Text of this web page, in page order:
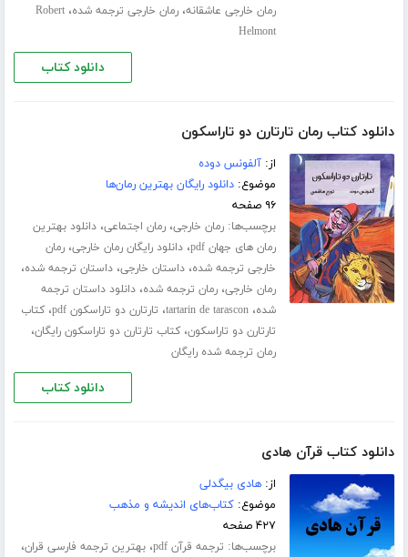
رمان خارجی عاشقانه،رمان خارجی ترجمه شده،Robert
Helmont
دانلود کتاب
دانلود کتاب رمان تارتارن دو تاراسکون
از:آلفونس دوده
موضوع:دانلود رایگان بهترین رمان‌ها
۹۶ صفحه
برچسب‌ها:رمان خارجی،رمان اجتماعی،دانلود بهترین
رمان های جهان pdf
،دانلود رایگان رمان خارجی،رمان
خارجی ترجمه شده،داستان خارجی،داستان ترجمه شده،
رمان خارجی،رمان ترجمه شده،دانلود داستان ترجمه
شده،tartarin de tarascon، تارتارن دو تاراسکون pdf ،کتاب
تارتارن دو تاراسکون،کتاب تارتارن دو تاراسکون رایگان،
رمان ترجمه شده رایگان
دانلود کتاب
دانلود کتاب قرآن هادی
از:هادی بیگدلی
موضوع:کتاب‌های اندیشه و مذهب
۴۲۷ صفحه
برچسب‌ها: ترجمه قرآن pdf ،بهترین ترجمه فارسی قران،